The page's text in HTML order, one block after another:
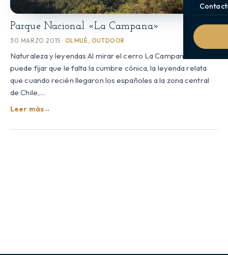
Parque Nacional «La Campana»
30 MARZO 2015 · OLMUÉ OUTDOOR
Naturaleza y leyendas Al mirar el cerro La Campana, uno se
puede fijar que le falta la cumbre cónica, la leyenda relata
que cuando recién llegaron los españoles a la zona central
de Chile,…
Leer más→